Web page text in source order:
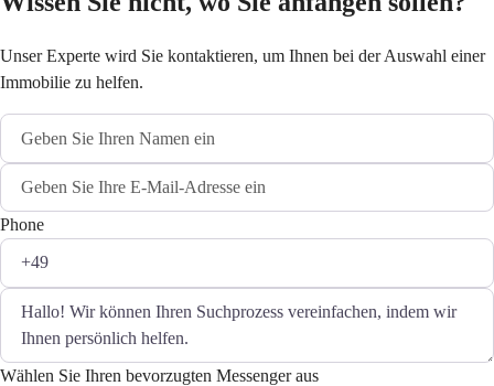
Unser Experte wird Sie kontaktieren, um Ihnen bei der Auswahl einer
Immobilie zu helfen.
Phone
Wählen Sie Ihren bevorzugten Messenger aus